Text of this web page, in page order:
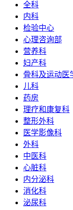
全科
内科
检验中心
心理咨询部
营养科
妇产科
骨科及运动医
儿科
药房
理疗和康复科
整形外科
医学影像科
外科
中医科
心脏科
内分泌科
消化科
泌尿科